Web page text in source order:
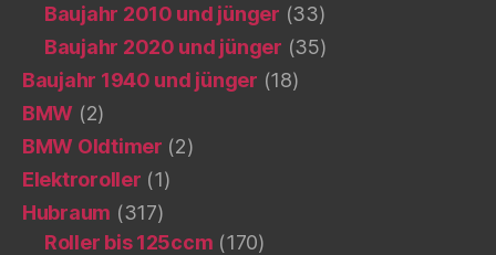
Baujahr 2010 und jünger (33)
Baujahr 2020 und jünger (35)
Baujahr 1940 und jünger (18)
BMW (2)
BMW Oldtimer (2)
Elektroroller (1)
Hubraum (317)
Roller bis 125ccm (170)